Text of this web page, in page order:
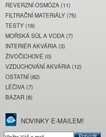
REVERZNÍ OSMÓZA (11)
FILTRAČNÍ MATERIÁLY (75)
TESTY (18)
MOŘSKÁ SŮL A VODA (7)
INTERIÉR AKVÁRIA (3)
ŽIVOČICHOVÉ (0)
VZDUCHOVÁNÍ AKVÁRIA (12)
OSTATNÍ (82)
LÉČIVA (7)
BAZAR (8)
NOVINKY E-MAILEM!